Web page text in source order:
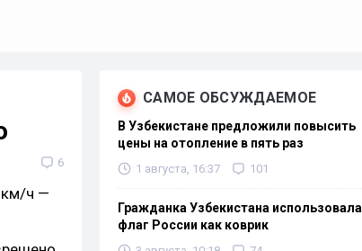
6
САМОЕ ОБСУЖДАЕМОЕ
В Узбекистане предложили повысить
цены на отопление в пять раз
1 августа, 16:37 101
Гражданка Узбекистана использовала
флаг России как коврик